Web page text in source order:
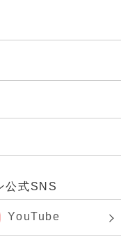
公式SNS
YouTube